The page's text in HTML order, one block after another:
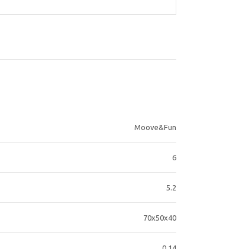
Moove&Fun
6
5.2
70х50х40